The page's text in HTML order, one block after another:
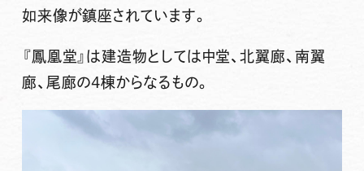
如来像が鎮座されています。
『鳳凰堂』は建造物としては中堂、北翼廊、南翼
廊、尾廊の4棟からなるもの。